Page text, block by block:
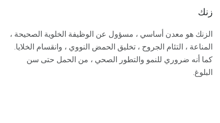
زنك
الزنك هو معدن أساسي ، مسؤول عن الوظيفة الخلوية الصحيحة ،
المناعة ، التئام الجروح ، تخليق الحمض النووي ، وانقسام الخلايا.
كما أنه ضروري للنمو والتطور الصحي ، من الحمل حتى سن
البلوغ.